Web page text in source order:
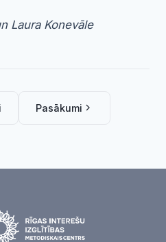
Laura Konevāle
Pasākumi